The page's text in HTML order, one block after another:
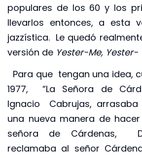
populares de los 60 y los
llevarlos entonces, a esta
jazzística. Le quedó
versión de Yester-Me, Yester-
Para que tengan una idea,
1977, “La Señora de
Ignacio Cabrujas,
una nueva manera de
señora de Cárdenas,
reclamaba al señor